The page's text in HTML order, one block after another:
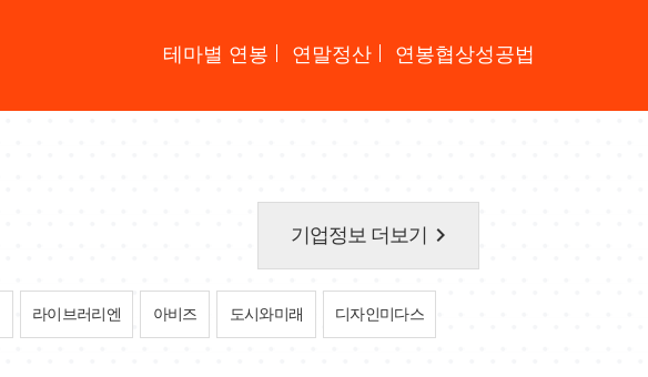
테마별 연봉 연말정산 연봉협상성공법
기업정보 더보기 keyboard_arrow_right
라이브러리엔 아비즈 도시와미래 디자인미다스